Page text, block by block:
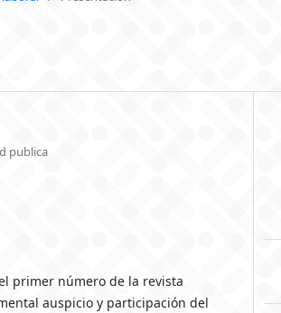
publica
primer número de la revista
auspicio y participación del